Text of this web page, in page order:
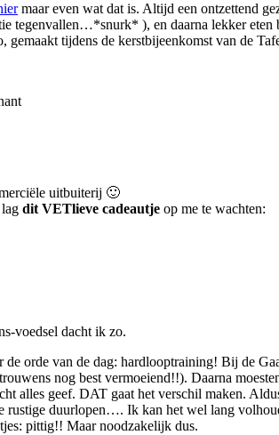
maar even wat dat is. Altijd een ontzettend
tegenvallen…*snurk* ), en daarna lekker eten
tijdens de kerstbijeenkomst van de
uitbuiterij 🙂
dit VETlieve cadeautje op me te wachten:
voedsel dacht ik zo.
de orde van de dag: hardlooptraining! Bij de
nog best vermoeiend!!). Daarna
alles geef. DAT gaat het verschil maken.
rustige duurlopen…. Ik kan het wel lang
pittig!! Maar noodzakelijk dus.